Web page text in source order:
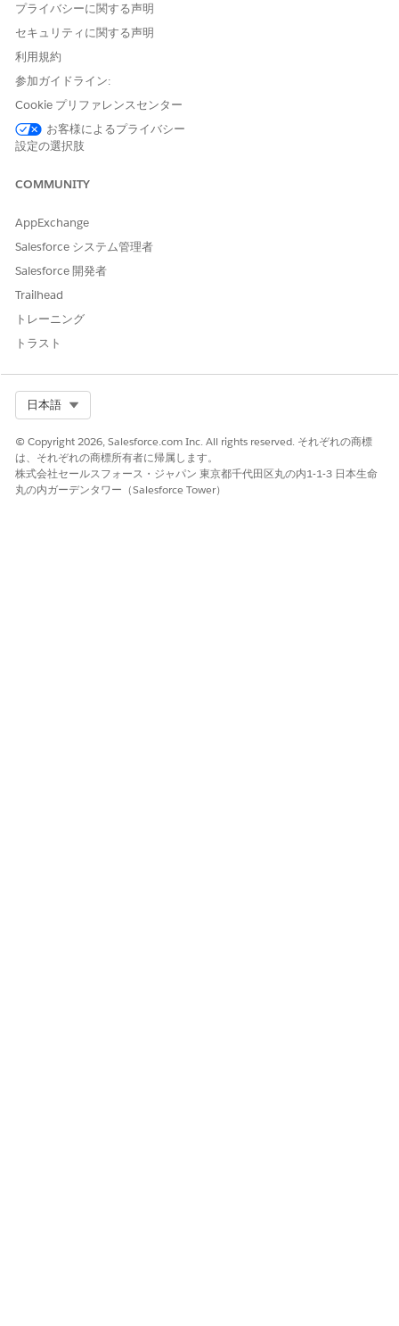
プライバシーに関する声明
セキュリティに関する声明
利用規約
参加ガイドライン:
Cookie プリファレンスセンター
お客様によるプライバシー
設定の選択肢
COMMUNITY
AppExchange
Salesforce システム管理者
Salesforce 開発者
Trailhead
トレーニング
トラスト
日本語
© Copyright 2026, Salesforce.com Inc. All rights reserved. それぞれの商標
は、それぞれの商標所有者に帰属します。
株式会社セールスフォース・ジャパン 東京都千代田区丸の内1-1-3 日本生命
丸の内ガーデンタワー（Salesforce Tower）